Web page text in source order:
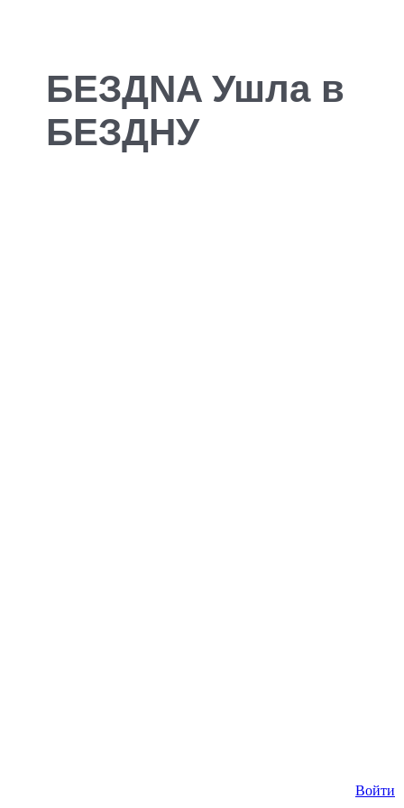
БЕЗДNA Ушла в
БЕЗДНУ
Войти